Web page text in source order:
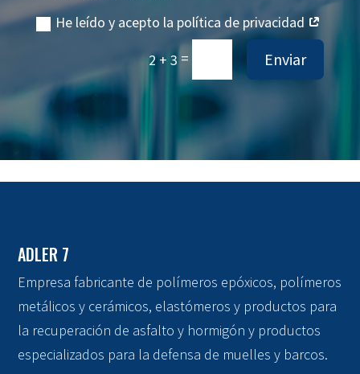
He leído y acepto la política de privacidad
2 + 3 = Enviar
ADLER 7
Empresa fabricante de polímeros epóxicos, polímeros
metálicos y cerámicos, elastómeros y productos para
la recuperación de asfalto y hormigón y productos
especializados para la defensa de muelles y barcos.